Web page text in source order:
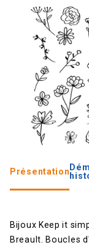
Présentation
Bijoux Keep it
Breault. Boucles